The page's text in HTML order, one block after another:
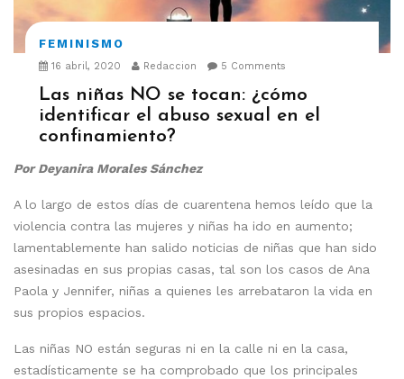
FEMINISMO
16 abril, 2020 Redaccion 5 Comments
Las niñas NO se tocan: ¿cómo
identificar el abuso sexual en el
confinamiento?
Por Deyanira Morales Sánchez
A lo largo de estos días de cuarentena hemos leído que la
violencia contra las mujeres y niñas ha ido en aumento;
lamentablemente han salido noticias de niñas que han sido
asesinadas en sus propias casas, tal son los casos de Ana
Paola y Jennifer, niñas a quienes les arrebataron la vida en
sus propios espacios.
Las niñas NO están seguras ni en la calle ni en la casa,
estadísticamente se ha comprobado que los principales